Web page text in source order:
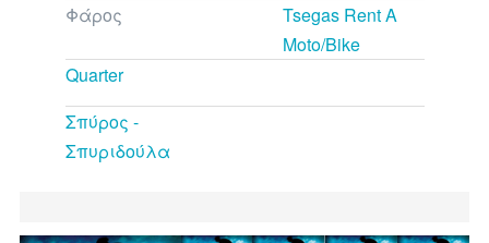
Φάρος
Tsegas Rent A
Moto/Bike
Quarter
Σπύρος -
Σπυριδούλα